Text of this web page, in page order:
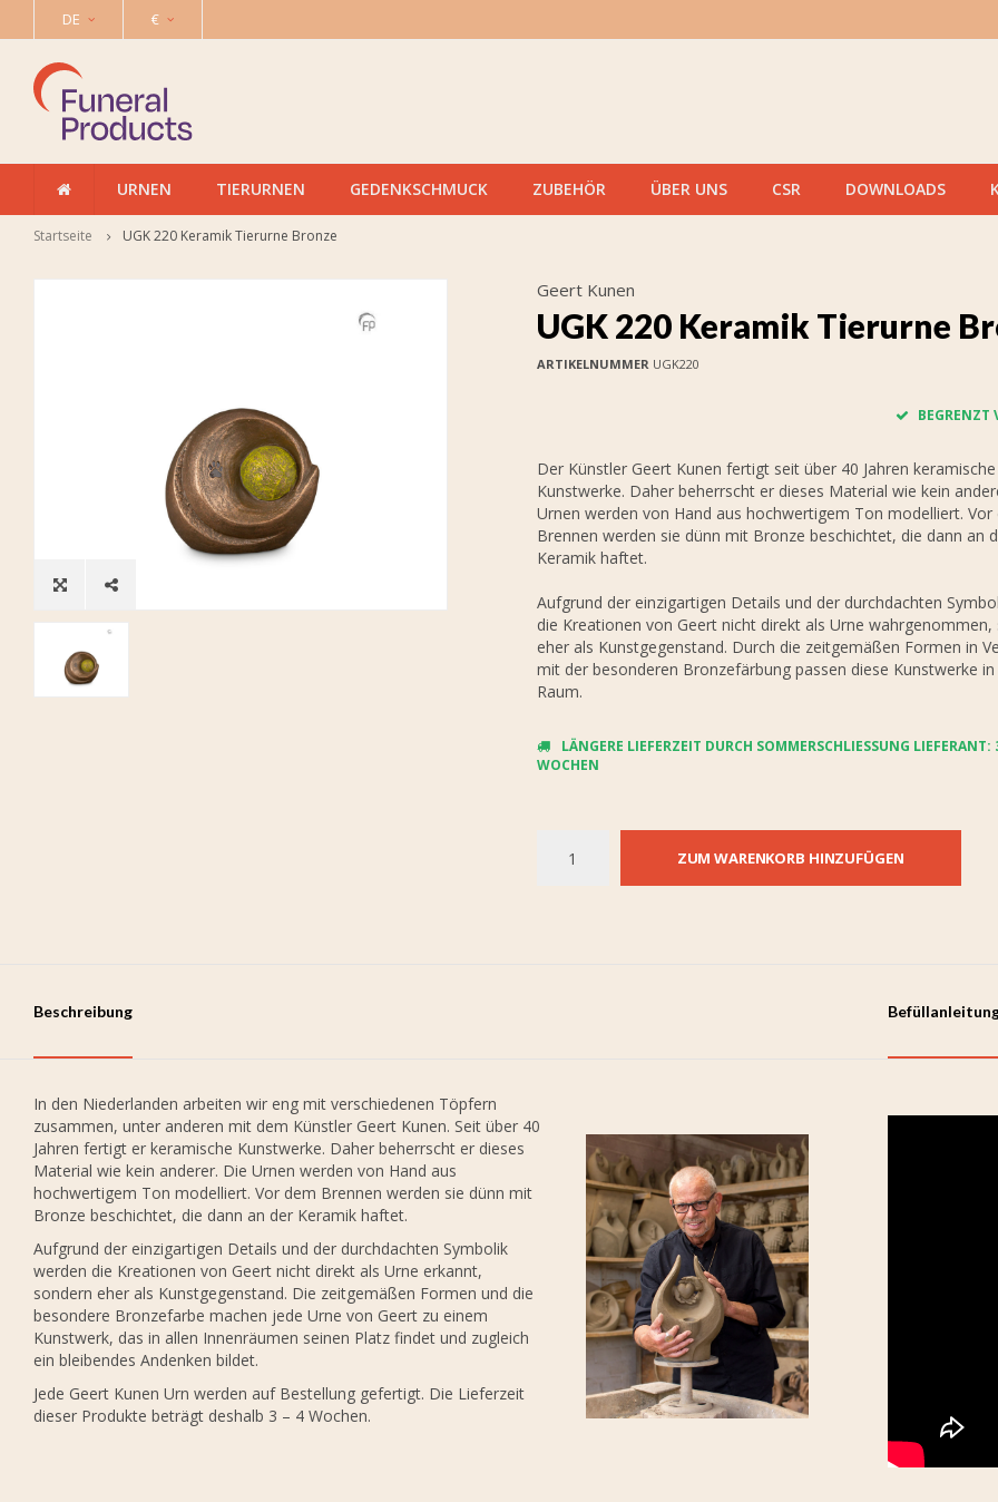
DE €
URNEN TIERURNEN GEDENKSCHMUCK ZUBEHÖR ÜBER UNS CSR DOWNLOADS
Startseite UGK 220 Keramik Tierurne Bronze
Geert Kunen
UGK 220 Keramik Tierurne
ARTIKELNUMMERUGK220
BEGRENZT
Der Künstler Geert Kunen fertigt seit über 40 Jahren keramische
Kunstwerke. Daher beherrscht er dieses Material wie kein
Urnen werden von Hand aus hochwertigem Ton modelliert. Vor
Brennen werden sie dünn mit Bronze beschichtet, die dann an
Keramik haftet.
Aufgrund der einzigartigen Details und der durchdachten
die Kreationen von Geert nicht direkt als Urne wahrgenommen,
eher als Kunstgegenstand. Durch die zeitgemäßen Formen in
mit der besonderen Bronzefärbung passen diese Kunstwerke
Raum.
LÄNGERE LIEFERZEIT DURCH SOMMERSCHLIESSUNG LIEFERANT: 3-
OCHEN
ZUM WARENKORB HINZUFÜGEN
Beschreibung
In den Niederlanden arbeiten wir eng mit verschiedenen Töpfern
zusammen, unter anderen mit dem Künstler Geert Kunen. Seit über 40
Jahren fertigt er keramische Kunstwerke. Daher beherrscht er dieses
Material wie kein anderer. Die Urnen werden von Hand aus
hochwertigem Ton modelliert. Vor dem Brennen werden sie dünn mit
Bronze beschichtet, die dann an der Keramik haftet.
Aufgrund der einzigartigen Details und der durchdachten Symbolik
werden die Kreationen von Geert nicht direkt als Urne erkannt,
sondern eher als Kunstgegenstand. Die zeitgemäßen Formen und die
besondere Bronzefarbe machen jede Urne von Geert zu einem
Kunstwerk, das in allen Innenräumen seinen Platz findet und zugleich
ein bleibendes Andenken bildet.
Jede Geert Kunen Urn werden auf Bestellung gefertigt. Die Lieferzeit
dieser Produkte beträgt deshalb 3 – 4 Wochen.